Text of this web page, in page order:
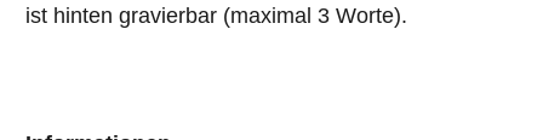
ist hinten gravierbar (maximal 3 Worte).